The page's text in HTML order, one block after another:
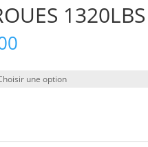
1320LBS
Plage
prix :
$15.00